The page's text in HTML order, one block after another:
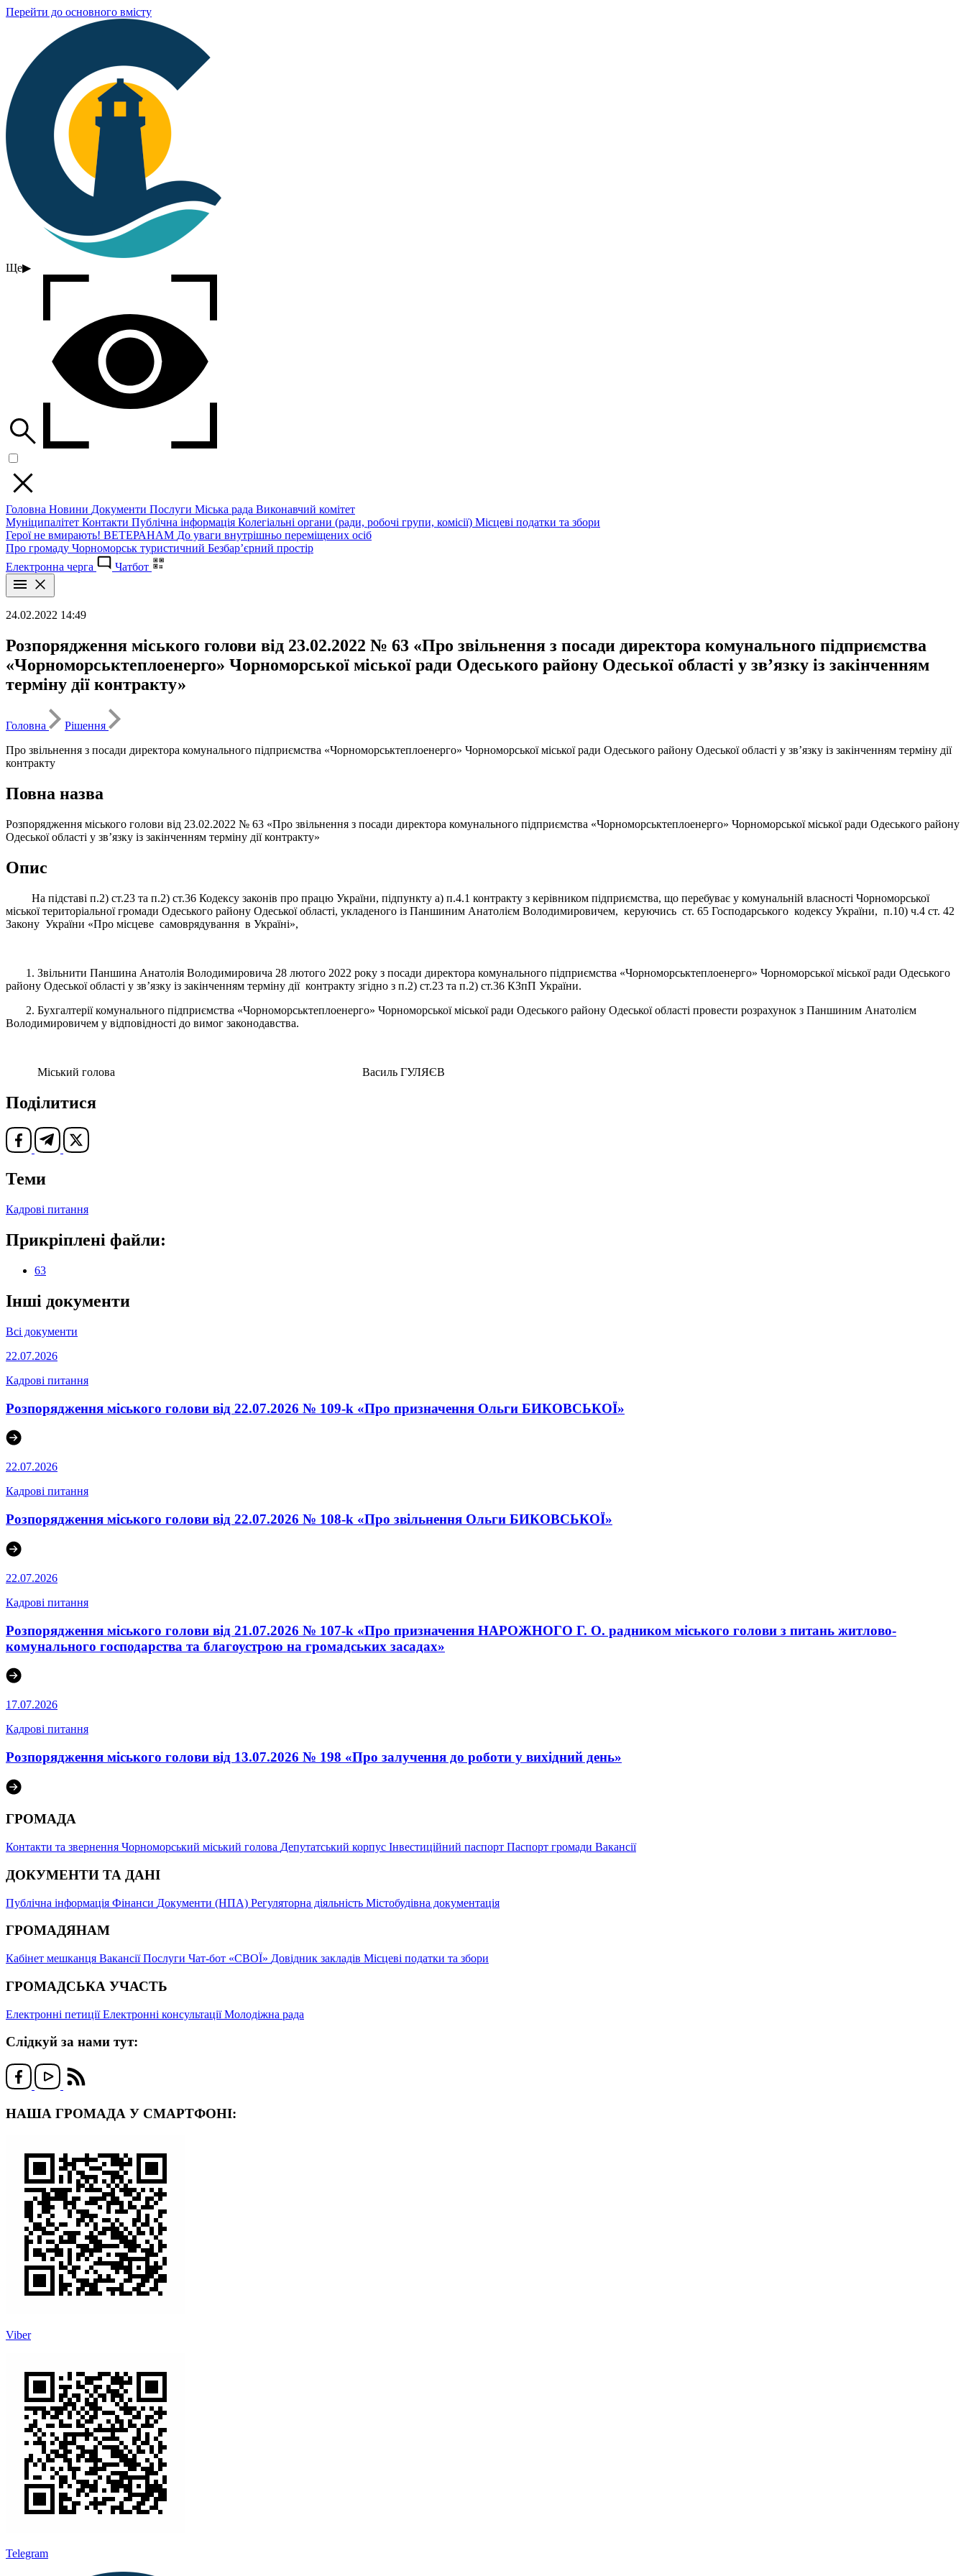
Перейти до основного вмісту
Ще▶
Головна Новини Документи Послуги Міська рада Виконавчий комітет
Муніципалітет Контакти Публічна інформація Колегіальні органи (ради, робочі групи, комісії) Місцеві податки та збори
Герої не вмирають! ВЕТЕРАНАМ До уваги внутрішньо переміщених осіб
Про громаду Чорноморськ туристичний Безбар’єрний простір
Електронна черга
Чатбот
24.02.2022 14:49
Розпорядження міського голови від 23.02.2022 № 63 «Про звільнення з посади директора комунального підприємства
«Чорноморськтеплоенерго» Чорноморської міської ради Одеського району Одеської області у зв’язку із закінченням
терміну дії контракту»
Головна
Рішення
Про звільнення з посади директора комунального підприємства «Чорноморськтеплоенерго» Чорноморської міської ради Одеського району Одеської області у зв’язку із закінченням терміну дії
контракту
Повна назва
Розпорядження міського голови від 23.02.2022 № 63 «Про звільнення з посади директора комунального підприємства «Чорноморськтеплоенерго» Чорноморської міської ради Одеського району
Одеської області у зв’язку із закінченням терміну дії контракту»
Опис
На підставі п.2) ст.23 та п.2) ст.36 Кодексу законів про працю України, підпункту а) п.4.1 контракту з керівником підприємства, що перебуває у комунальній власності Чорноморської
міської територіальної громади Одеського району Одеської області, укладеного із Паншиним Анатолієм Володимировичем, керуючись ст. 65 Господарського кодексу України, п.10) ч.4 ст. 42
Закону України «Про місцеве самоврядування в Україні»,
1. Звільнити Паншина Анатолія Володимировича 28 лютого 2022 року з посади директора комунального підприємства «Чорноморськтеплоенерго» Чорноморської міської ради Одеського
району Одеської області у зв’язку із закінченням терміну дії контракту згідно з п.2) ст.23 та п.2) ст.36 КЗпП України.
2. Бухгалтерії комунального підприємства «Чорноморськтеплоенерго» Чорноморської міської ради Одеського району Одеської області провести розрахунок з Паншиним Анатолієм
Володимировичем у відповідності до вимог законодавства.
Міський голова Василь ГУЛЯЄВ
Поділитися
Теми
Кадрові питання
Прикріплені файли:
63
Інші документи
Всі документи
22.07.2026
Кадрові питання
Розпорядження міського голови від 22.07.2026 № 109-k «Про призначення Ольги БИКОВСЬКОЇ»
22.07.2026
Кадрові питання
Розпорядження міського голови від 22.07.2026 № 108-k «Про звільнення Ольги БИКОВСЬКОЇ»
22.07.2026
Кадрові питання
Розпорядження міського голови від 21.07.2026 № 107-k «Про призначення НАРОЖНОГО Г. О. радником міського голови з питань житлово-
комунального господарства та благоустрою на громадських засадах»
17.07.2026
Кадрові питання
Розпорядження міського голови від 13.07.2026 № 198 «Про залучення до роботи у вихідний день»
ГРОМАДА
Контакти та звернення Чорноморський міський голова Депутатський корпус Інвестиційний паспорт Паспорт громади Вакансії
ДОКУМЕНТИ ТА ДАНІ
Публічна інформація Фінанси Документи (НПА) Регуляторна діяльність Містобудівна документація
ГРОМАДЯНАМ
Кабінет мешканця ВакансіїПослуги Чат-бот «СВОЇ» Довідник закладів Місцеві податки та збори
ГРОМАДСЬКА УЧАСТЬ
Електронні петиціїЕлектронні консультаціїМолодіжна рада
Слідкуй за нами тут:
НАША ГРОМАДА У СМАРТФОНІ:
Viber
Telegram